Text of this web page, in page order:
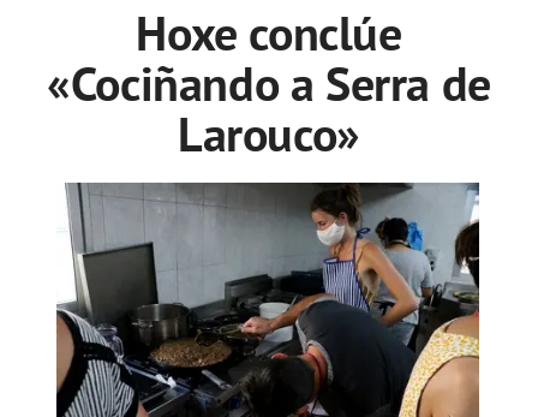
Hoxe conclúe
«Cociñando a Serra de
Larouco»